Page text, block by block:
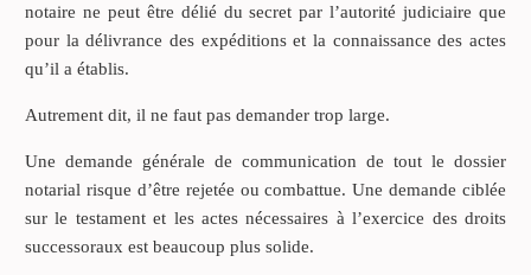
notaire ne peut être délié du secret par l’autorité judiciaire que
pour la délivrance des expéditions et la connaissance des actes
qu’il a établis.
Autrement dit, il ne faut pas demander trop large.
Une demande générale de communication de tout le dossier
notarial risque d’être rejetée ou combattue. Une demande ciblée
sur le testament et les actes nécessaires à l’exercice des droits
successoraux est beaucoup plus solide.